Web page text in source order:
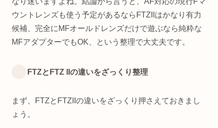
ウントレンズも使う予定があるならFTZIIはかなり有力
候補、完全にMFオールドレンズだけで遊ぶなら純粋な
MFアダプターでもOK、という整理で大丈夫です。
FTZとFTZ IIの違いをざっくり整理
まず、FTZとFTZIIの違いをざっくり押さえておきまし
ょう。